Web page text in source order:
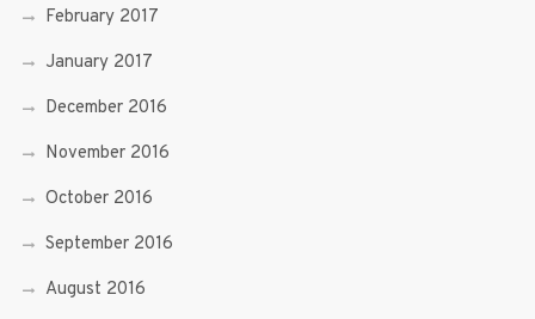
February 2017
January 2017
December 2016
November 2016
October 2016
September 2016
August 2016